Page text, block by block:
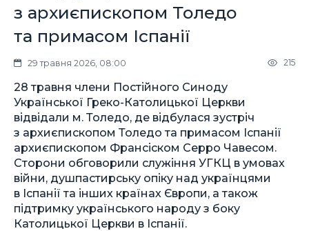
з архиєпископом Толедо
та примасом Іспанії
29 травня 2026, 08:00 215
28 травня члени Постійного Синоду
Української Греко-Католицької Церкви
відвідали м. Толедо, де відбулася зустріч
з архиєпископом Толедо та примасом Іспанії
архиєпископом Франсіском Серро Чавесом.
Сторони обговорили служіння УГКЦ в умовах
війни, душпастирську опіку над українцями
в Іспанії та інших країнах Європи, а також
підтримку українського народу з боку
Католицької Церкви в Іспанії.